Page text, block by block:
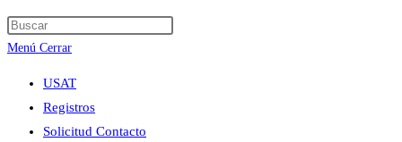
de
la
web
Menú Cerrar
USAT
Registros
Solicitud Contacto